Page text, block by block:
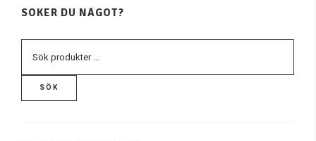
SÖKER DU NÅGOT?
SÖK